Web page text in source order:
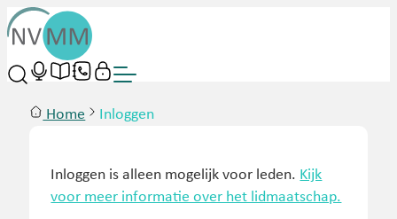
Home Inloggen
Inloggen is alleen mogelijk voor leden. Kijk
voor meer informatie over het lidmaatschap.